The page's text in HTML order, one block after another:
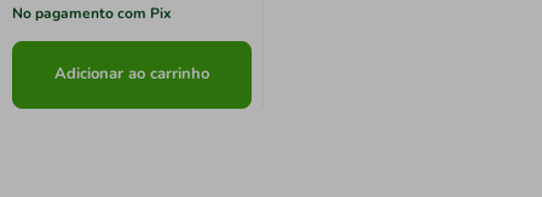
No pagamento com Pix
Adicionar ao carrinho